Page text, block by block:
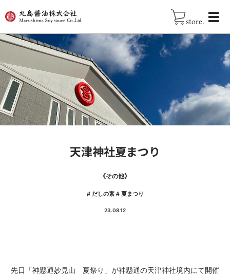
store.
天津神社夏まつり
《その他》
# だしの素# 夏まつり
23.08.12
先日「神懸通妙見山 夏祭り」が神懸通の天津神社境内にて開催